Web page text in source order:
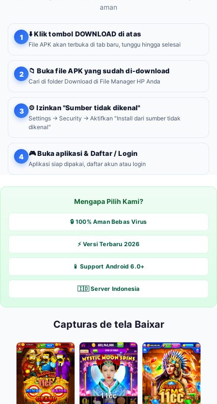
aman
1 ⬇️ Klik tombol DOWNLOAD di atas
File APK akan terbuka di tab baru, tunggu hingga selesai
2 📁 Buka file APK yang sudah di-download
Cari di folder Download di File Manager HP Anda
3 ⚙️ Izinkan "Sumber tidak dikenal"
Settings → Security → Aktifkan "Install dari sumber tidak
dikenal"
4 🎮 Buka aplikasi & Daftar / Login
Aplikasi siap dipakai, daftar akun atau login
Mengapa Pilih Kami?
🔒 100% Aman Bebas Virus
⚡ Versi Terbaru 2026
📱 Support Android 6.0+
🇮🇩 Server Indonesia
Capturas de tela Baixar